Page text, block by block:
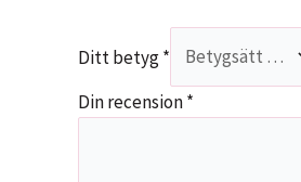
Ditt betyg*
Din recension*